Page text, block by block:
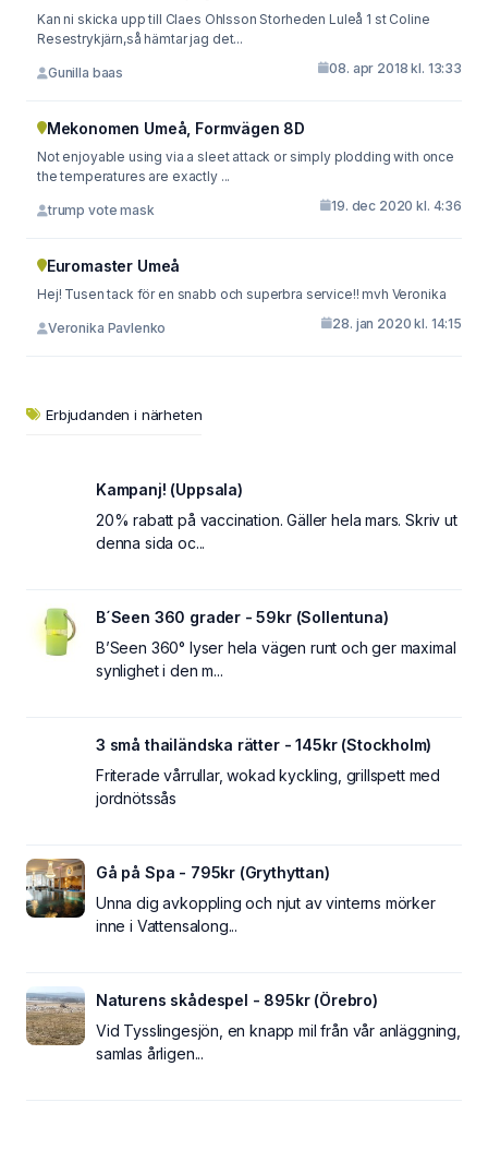
Kan ni skicka upp till Claes Ohlsson Storheden Luleå 1 st Coline
Resestrykjärn,så hämtar jag det...
Gunilla baas 08. apr 2018 kl. 13:33
Mekonomen Umeå, Formvägen 8D
Not enjoyable using via a sleet attack or simply plodding with once
the temperatures are exactly ...
trump vote mask 19. dec 2020 kl. 4:36
Euromaster Umeå
Hej! Tusen tack för en snabb och superbra service!! mvh Veronika
Veronika Pavlenko 28. jan 2020 kl. 14:15
Erbjudanden i närheten
Kampanj! (Uppsala)
20% rabatt på vaccination. Gäller hela mars. Skriv ut
denna sida oc...
B´Seen 360 grader - 59kr (Sollentuna)
B’Seen 360° lyser hela vägen runt och ger maximal
synlighet i den m...
3 små thailändska rätter - 145kr (Stockholm)
Friterade vårrullar, wokad kyckling, grillspett med
jordnötssås
Gå på Spa - 795kr (Grythyttan)
Unna dig avkoppling och njut av vinterns mörker
inne i Vattensalong...
Naturens skådespel - 895kr (Örebro)
Vid Tysslingesjön, en knapp mil från vår anläggning,
samlas årligen...